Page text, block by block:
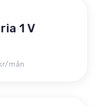
1 V
kr/mån